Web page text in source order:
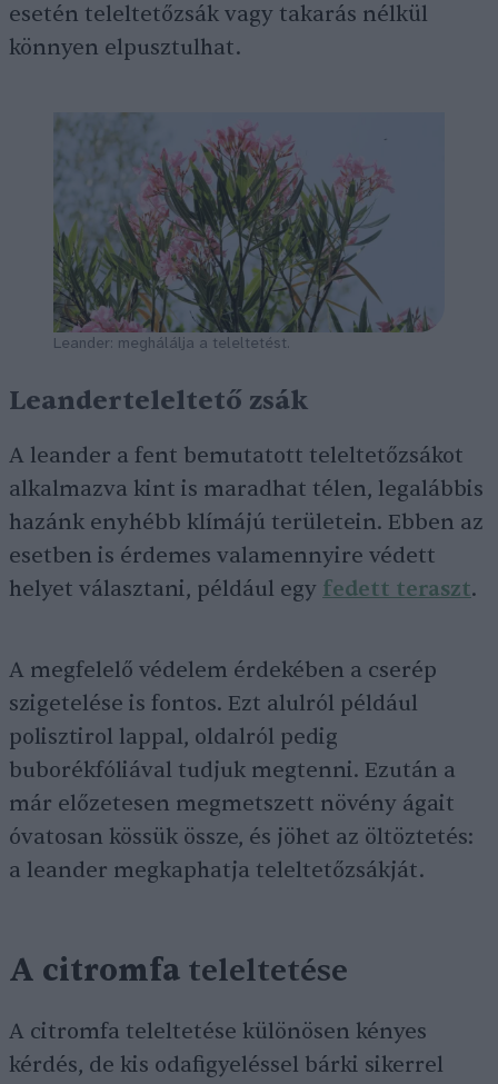
esetén teleltetőzsák vagy takarás nélkül
könnyen elpusztulhat.
Leander: meghálálja a teleltetést.
Leanderteleltető zsák
A leander a fent bemutatott teleltetőzsákot
alkalmazva kint is maradhat télen, legalábbis
hazánk enyhébb klímájú területein. Ebben az
esetben is érdemes valamennyire védett
helyet választani, például egy fedett teraszt.
A megfelelő védelem érdekében a cserép
szigetelése is fontos. Ezt alulról például
polisztirol lappal, oldalról pedig
buborékfóliával tudjuk megtenni. Ezután a
már előzetesen megmetszett növény ágait
óvatosan kössük össze, és jöhet az öltöztetés:
a leander megkaphatja teleltetőzsákját.
A citromfa teleltetése
A citromfa teleltetése különösen kényes
kérdés, de kis odafigyeléssel bárki sikerrel